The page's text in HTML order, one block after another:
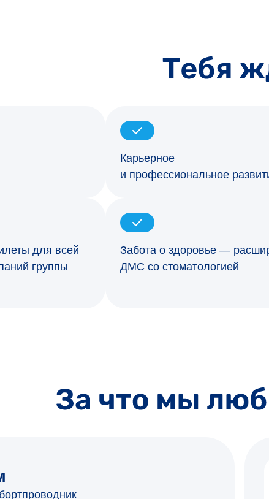
Карьерное
и профессиональное
для всей
группы
Забота о здоровье —
ДМС со стоматологией